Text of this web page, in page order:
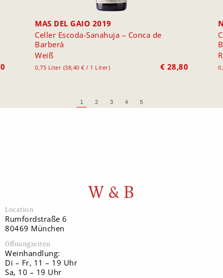
MAS DEL GAIO 2019
Celler Escoda-Sanahuja – Conca de
Barberà
Weiß
0,75 Liter (38,40 € / 1 Liter) € 28,80
1 2 3 4 5
W & B
Location
Rumfordstraße 6
80469 München
Öffnungzeiten
Weinhandlung:
Di – Fr, 11 – 19 Uhr
Sa, 10 – 19 Uhr